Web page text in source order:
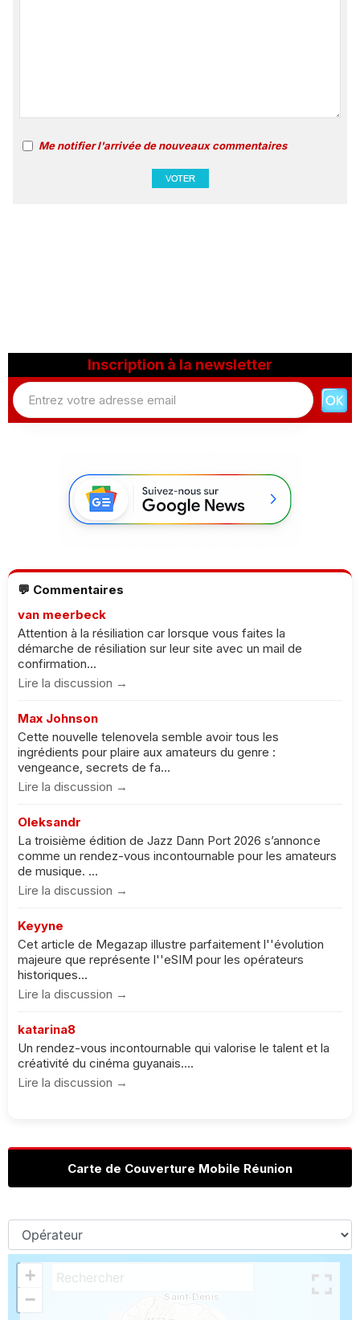
Me notifier l'arrivée de nouveaux commentaires
Inscription à la newsletter
💬 Commentaires
van meerbeck
Attention à la résiliation car lorsque vous faites la
démarche de résiliation sur leur site avec un mail de
confirmation...
Lire la discussion →
Max Johnson
Cette nouvelle telenovela semble avoir tous les
ingrédients pour plaire aux amateurs du genre :
vengeance, secrets de fa...
Lire la discussion →
Oleksandr
La troisième édition de Jazz Dann Port 2026 s’annonce
comme un rendez-vous incontournable pour les amateurs
de musique. ...
Lire la discussion →
Keyyne
Cet article de Megazap illustre parfaitement l''évolution
majeure que représente l''eSIM pour les opérateurs
historiques...
Lire la discussion →
katarina8
Un rendez-vous incontournable qui valorise le talent et la
créativité du cinéma guyanais....
Lire la discussion →
Carte de Couverture Mobile Réunion